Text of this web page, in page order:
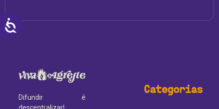
ACESSIBILIDADE
Difundir é
Categorias